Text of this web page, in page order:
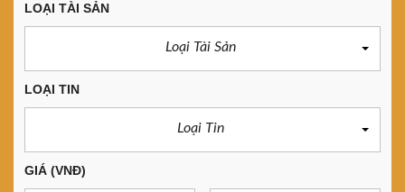
LOẠI TÀI SẢN
Loại Tài Sản
LOẠI TIN
Loại Tin
GIÁ (VNĐ)